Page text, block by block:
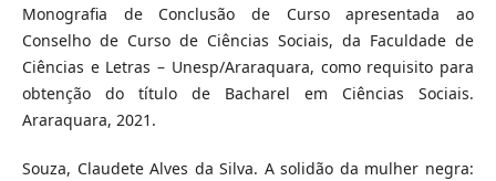
Monografia de Conclusão de Curso apresentada ao
Conselho de Curso de Ciências Sociais, da Faculdade de
Ciências e Letras – Unesp/Araraquara, como requisito para
obtenção do título de Bacharel em Ciências Sociais.
Araraquara, 2021.
Souza, Claudete Alves da Silva. A solidão da mulher negra: